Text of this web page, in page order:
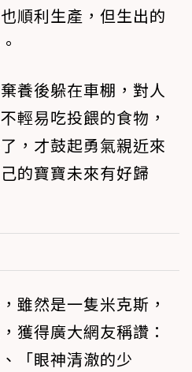
順利生產，但生出的
養後躲在車棚，對人
輕易吃投餵的食物，
，才鼓起勇氣親近來
的寶寶未來有好歸
雖然是一隻米克斯，
獲得廣大網友稱讚：
「眼神清澈的少